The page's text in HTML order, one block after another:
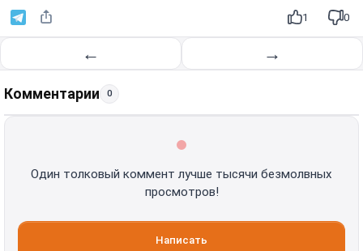
1 0
← →
Комментарии 0
Один толковый коммент лучше тысячи безмолвных
просмотров!
Написать